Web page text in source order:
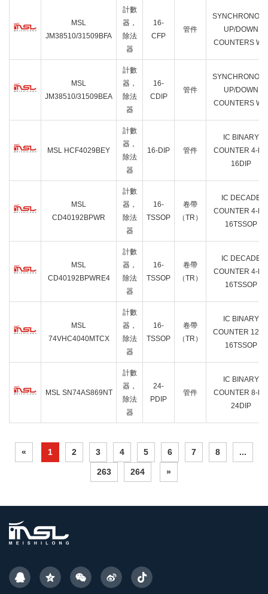
MSL
JM38510/31509BFA
計數
器，
除法
器
16-
CFP
管件
UP/DOWN
COUNTERS WIT
MSL
JM38510/31509BEA
計數
器，
除法
器
16-
CDIP
管件
UP/DOWN
COUNTERS WIT
MSL HCF4029BEY
計數
器，
除法
器
16-DIP 管件
IC BINARY
COUNTER 4-BIT
16DIP
MSL
CD40192BPWR
計數
器，
除法
器
16-
TSSOP
卷帶
（TR）
IC DECADE
COUNTER 4-BIT
16TSSOP
MSL
CD40192BPWRE4
計數
器，
除法
器
16-
TSSOP
卷帶
（TR）
IC DECADE
COUNTER 4-BIT
16TSSOP
MSL
74VHC4040MTCX
計數
器，
除法
器
16-
TSSOP
卷帶
（TR）
IC BINARY
COUNTER
16TSSOP
MSL SN74AS869NT
計數
器，
除法
器
24-
PDIP
管件
IC BINARY
COUNTER 8-BIT
24DIP
« 1 2 3 4 5 6 7 8 ...
263 264 »